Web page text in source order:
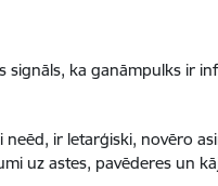
signāls, ka ganāmpulks ir
ir letarģiski, novēro
uz astes, pavēderes un